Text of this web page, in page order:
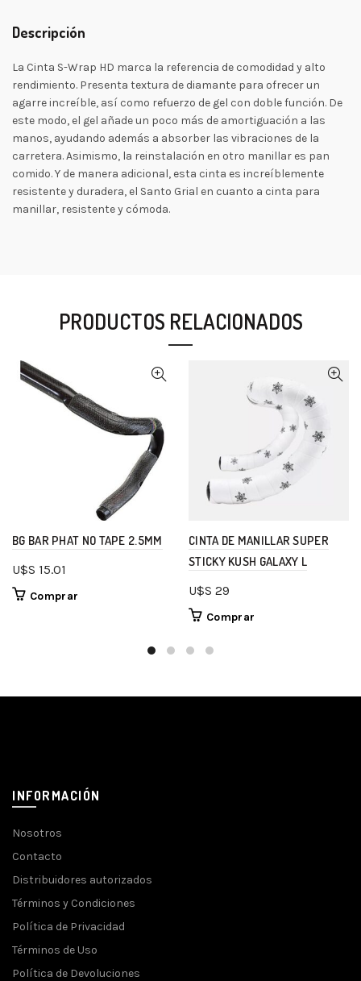
Descripción
La Cinta S-Wrap HD marca la referencia de comodidad y alto
rendimiento. Presenta textura de diamante para ofrecer un
agarre increíble, así como refuerzo de gel con doble función. De
este modo, el gel añade un poco más de amortiguación a las
manos, ayudando además a absorber las vibraciones de la
carretera. Asimismo, la reinstalación en otro manillar es pan
comido. Y de manera adicional, esta cinta es increíblemente
resistente y duradera, el Santo Grial en cuanto a cinta para
manillar, resistente y cómoda.
PRODUCTOS RELACIONADOS
BG BAR PHAT NO TAPE 2.5MM
U$S 15.01
Comprar
CINTA DE MANILLAR SUPER
STICKY KUSH GALAXY L
U$S 29
Comprar
INFORMACIÓN
Nosotros
Contacto
Distribuidores autorizados
Términos y Condiciones
Política de Privacidad
Términos de Uso
Política de Devoluciones